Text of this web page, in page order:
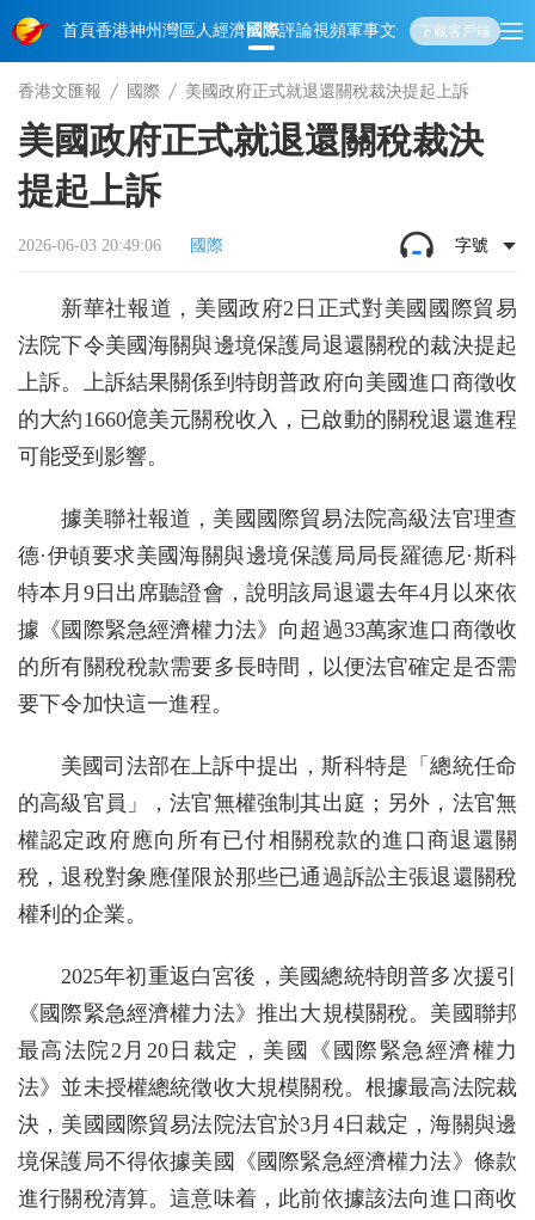
首頁香港神州 灣區人經濟國際評論視頻軍事文化 娛樂生活教育體
下載客戶端
香港文匯報 國際 美國政府正式就退還關稅裁決提起上訴
美國政府正式就退還關稅裁決
提起上訴
2026-06-03 20:49:06 國際 字號
新華社報道，美國政府2日正式對美國國際貿易
法院下令美國海關與邊境保護局退還關稅的裁決提起
上訴。上訴結果關係到特朗普政府向美國進口商徵收
的大約1660億美元關稅收入，已啟動的關稅退還進程
可能受到影響。
據美聯社報道，美國國際貿易法院高級法官理查
德·伊頓要求美國海關與邊境保護局局長羅德尼·斯科
特本月9日出席聽證會，說明該局退還去年4月以來依
據《國際緊急經濟權力法》向超過33萬家進口商徵收
的所有關稅稅款需要多長時間，以便法官確定是否需
要下令加快這一進程。
美國司法部在上訴中提出，斯科特是「總統任命
的高級官員」，法官無權強制其出庭；另外，法官無
權認定政府應向所有已付相關稅款的進口商退還關
稅，退稅對象應僅限於那些已通過訴訟主張退還關稅
權利的企業。
2025年初重返白宮後，美國總統特朗普多次援引
《國際緊急經濟權力法》推出大規模關稅。美國聯邦
最高法院2月20日裁定，美國《國際緊急經濟權力
法》並未授權總統徵收大規模關稅。根據最高法院裁
決，美國國際貿易法院法官於3月4日裁定，海關與邊
境保護局不得依據美國《國際緊急經濟權力法》條款
進行關稅清算。這意味着，此前依據該法向進口商收